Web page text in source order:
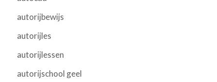
autorijbewijs
autorijles
autorijlessen
autorijschool geel